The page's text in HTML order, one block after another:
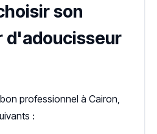
son
d'adoucisseur
professionnel à Cairon,
: